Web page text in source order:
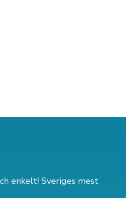
enkelt! Sveriges mest